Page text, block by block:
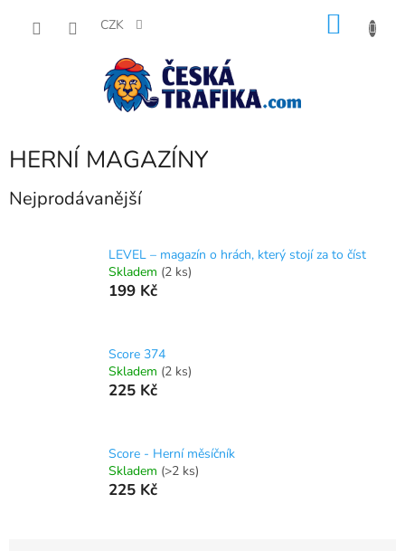
CZK
HERNÍ MAGAZÍNY
Nejprodávanější
LEVEL – magazín o hrách, který stojí za to číst
Skladem (2 ks)
199 Kč
Score 374
Skladem (2 ks)
225 Kč
Score - Herní měsíčník
Skladem (>2 ks)
225 Kč